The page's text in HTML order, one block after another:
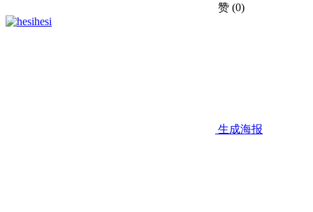
赞 (0)
hesi
生成海报